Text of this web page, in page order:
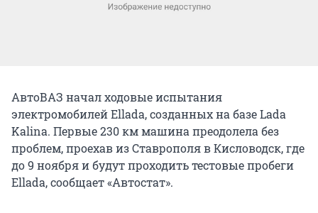
АвтоВАЗ начал ходовые испытания
электромобилей Ellada, созданных на базе Lada
Kalina. Первые 230 км машина преодолела без
проблем, проехав из Ставрополя в Кисловодск, где
до 9 ноября и будут проходить тестовые пробеги
Ellada, сообщает «Автостат».